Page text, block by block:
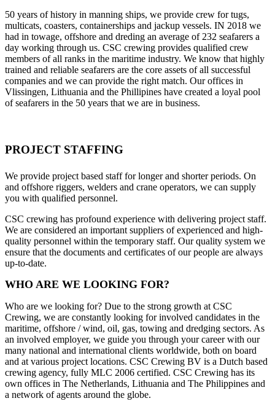
50 years of history in manning ships, we provide crew for tugs,
multicats, coasters, containerships and jackup vessels. IN 2018 we
had in towage, offshore and dreding an average of 232 seafarers a
day working through us. CSC crewing provides qualified crew
members of all ranks in the maritime industry. We know that highly
trained and reliable seafarers are the core assets of all successful
companies and we can provide the right match. Our offices in
Vlissingen, Lithuania and the Phillipines have created a loyal pool
of seafarers in the 50 years that we are in business.
PROJECT STAFFING
We provide project based staff for longer and shorter periods. On
and offshore riggers, welders and crane operators, we can supply
you with qualified personnel.
CSC crewing has profound experience with delivering project staff.
We are considered an important suppliers of experienced and high-
quality personnel within the temporary staff. Our quality system we
ensure that the documents and certificates of our people are always
up-to-date.
WHO ARE WE LOOKING FOR?
Who are we looking for? Due to the strong growth at CSC
Crewing, we are constantly looking for involved candidates in the
maritime, offshore / wind, oil, gas, towing and dredging sectors. As
an involved employer, we guide you through your career with our
many national and international clients worldwide, both on board
and at various project locations. CSC Crewing BV is a Dutch based
crewing agency, fully MLC 2006 certified. CSC Crewing has its
own offices in The Netherlands, Lithuania and The Philippines and
a network of agents around the globe.